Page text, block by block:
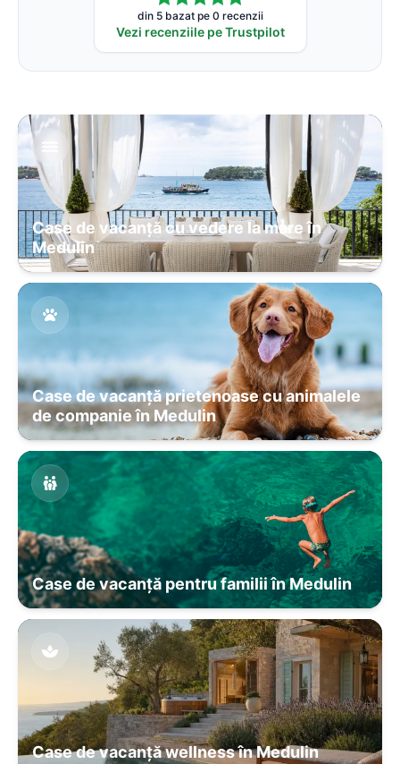
din 5 bazat pe 0 recenzii
Vezi recenziile pe Trustpilot
Case de vacanță cu vedere la mare în
Medulin
Case de vacanță prietenoase cu animalele
de companie în Medulin
Case de vacanță pentru familii în Medulin
Case de vacanță wellness în Medulin